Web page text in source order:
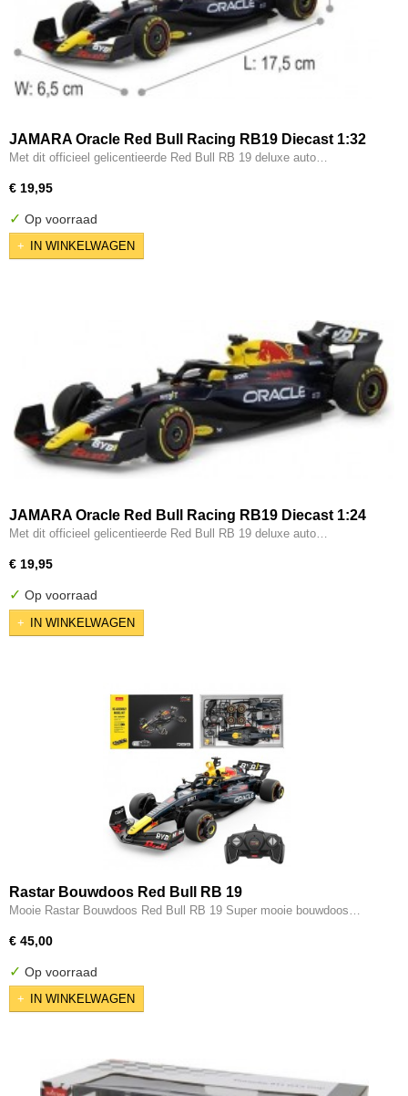
JAMARA Oracle Red Bull Racing RB19 Diecast 1:32
Met dit officieel gelicentieerde Red Bull RB 19 deluxe auto…
€ 19,95
✓ Op voorraad
IN WINKELWAGEN
JAMARA Oracle Red Bull Racing RB19 Diecast 1:24
Met dit officieel gelicentieerde Red Bull RB 19 deluxe auto…
€ 19,95
✓ Op voorraad
IN WINKELWAGEN
Rastar Bouwdoos Red Bull RB 19
Mooie Rastar Bouwdoos Red Bull RB 19 Super mooie bouwdoos…
€ 45,00
✓ Op voorraad
IN WINKELWAGEN